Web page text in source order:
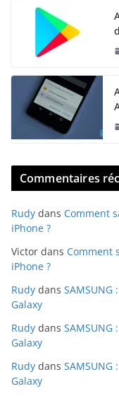
Commentaires
Rudy dans Comment
iPhone ?
Victor dans Comment
iPhone ?
Rudy dans
Galaxy
Rudy dans
Galaxy
Rudy dans
Galaxy